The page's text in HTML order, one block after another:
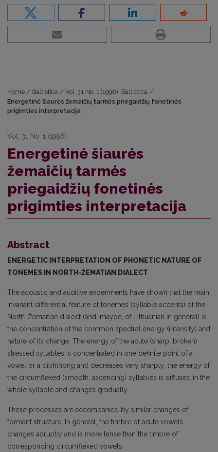
Home / Baltistica / Vol. 31 No. 1 (1996): Baltictica /
Energetinė šiaurės žemaičių tarmės priegaidžių fonetinės
prigimties interpretacija
Vol. 31 No. 1 (1996)
Energetinė šiaurės
žemaičių tarmės
priegaidžių fonetinės
prigimties interpretacija
Abstract
ENERGETIC INTERPRETATION OF PHONETIC NATURE OF
TONEMES IN NORTH-ŽEMATIAN DIALECT
The acoustic and auditive experiments have shown that the main
invariant differential feature of tonemes (syllable accents) of the
North-Žemaitian dialect (and, maybe, of Lithuanian in general) is
the concentration of the common spectral energy (intensity) and
nature of its change. The energy of the acute (sharp, broken)
stressed syllables is concentrated in one definite point of a
vowel or a diphthong and decreases very sharply; the energy of
the circumflexed (smooth, ascending) syllables is diffused in the
whole syllable and changes gradually.
These processes are accompanied by similar changes of
formant structure. In general, the timbre of acute vowels
changes abruptly and is more tense than the timbre of
corresponding circumflexed vowels.